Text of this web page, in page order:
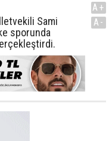
Sami
sporunda
A+
A-